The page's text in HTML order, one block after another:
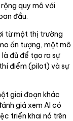
quy mô với
đầu.
từ một thị trường
ấn tượng, một mô
đủ để tạo ra sự
điểm (pilot) và sự
giai đoạn khác
giá xem AI có
triển khai nó trên